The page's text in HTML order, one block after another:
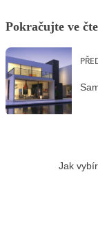
Pokračujte ve
Jak